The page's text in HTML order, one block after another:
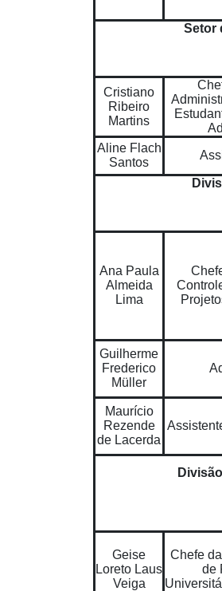
Setor
Cristiano
Ribeiro
Martins
Aline Flach
Santos
Ana Paula
Almeida
Lima
Guilherme
Frederico
Müller
Maurício
Rezende
de Lacerda
Geise
Loreto Laus
Veiga
Chefe
de